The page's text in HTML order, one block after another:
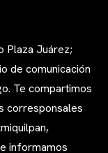
Plaza Juárez;
de comunicación
Te compartimos
corresponsales
informamos